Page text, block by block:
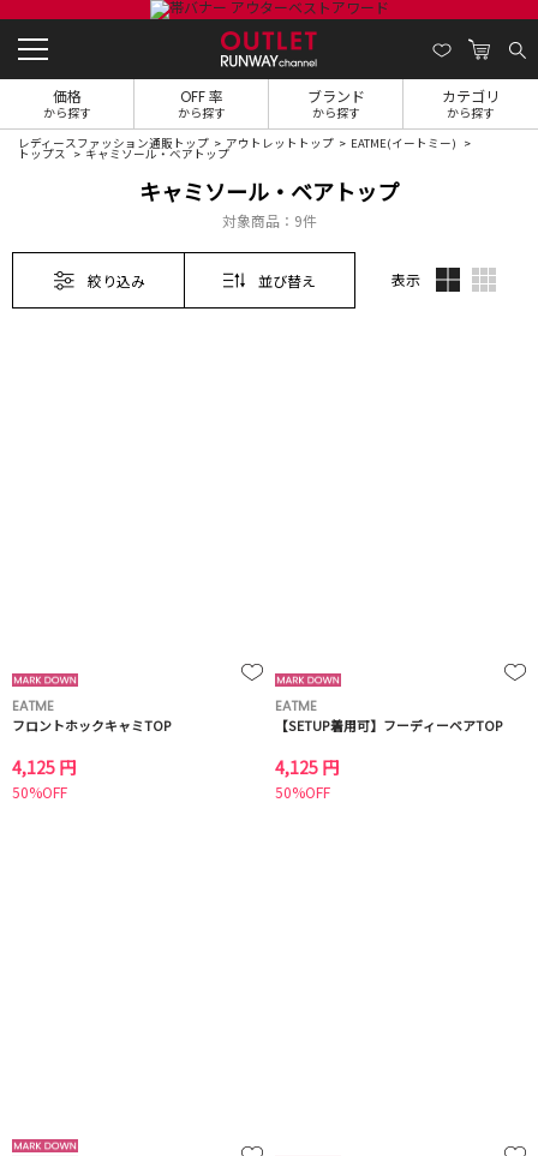
価格
から探す
OFF 率
から探す
ブランド
から探す
カテゴリ
から探す
レディースファッション通販トップ アウトレットトップ EATME(イートミー)
トップス キャミソール・ベアトップ
キャミソール・ベアトップ
対象商品： 9件
絞り込み 並び替え 表示
EATME
フロントホックキャミTOP
4,125 円
50%OFF
EATME
【SETUP着用可】フーディーベアTOP
4,125 円
50%OFF